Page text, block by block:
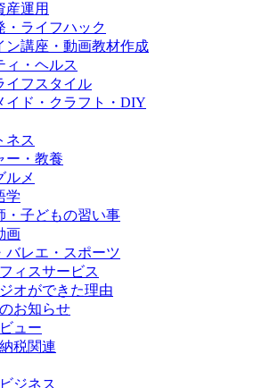
産運用
・ライフハック
ン講座・動画教材作成
ィ・ヘルス
イフスタイル
イド・クラフト・DIY
ネス
ー・教養
ルメ
学
・子どもの習い事
画
バレエ・スポーツ
ィスサービス
オができた理由
お知らせ
ュー
税関連
ジネス